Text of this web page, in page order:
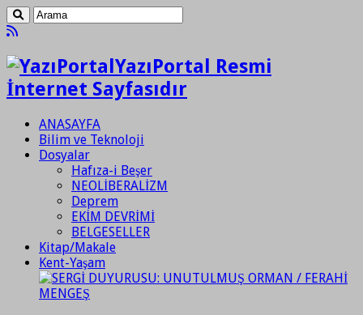
YazıPortal Resmi
İnternet Sayfasıdır
ANASAYFA
Bilim ve Teknoloji
Dosyalar
Hafıza-i Beşer
NEOLİBERALİZM
Deprem
EKİM DEVRİMİ
BELGESELLER
Kitap/Makale
Kent-Yaşam